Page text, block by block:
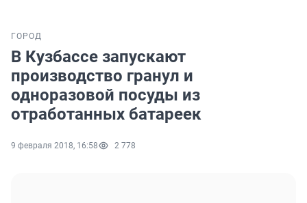
ГОРОД
В Кузбассе запускают
производство гранул и
одноразовой посуды из
отработанных батареек
9 февраля 2018, 16:58 2 778